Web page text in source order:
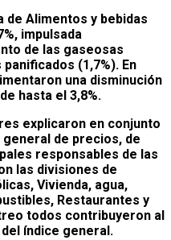
de Alimentos y bebidas
impulsada
de las gaseosas
(1,7%). En
una disminución
hasta el 3,8%.
explicaron en conjunto
general de precios, de
responsables de las
las divisiones de
Vivienda, agua,
Restaurantes y
todos contribuyeron al
índice general.